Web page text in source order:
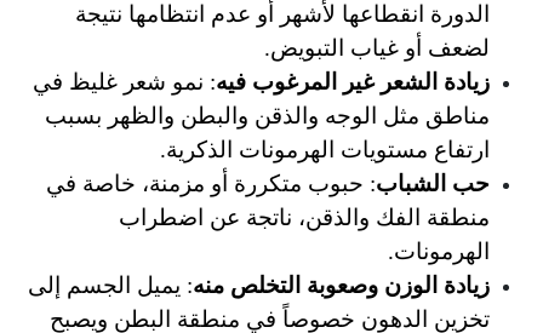
الدورة انقطاعها لأشهر أو عدم انتظامها نتيجة
التبويض.
غير المرغوب فيه
: نمو شعر غليظ في
مناطق مثل الوجه والذقن والبطن والظهر بسبب
الهرمونات الذكرية.
: حبوب متكررة أو مزمنة، خاصة في
منطقة الفك والذقن، ناتجة عن اضطراب
وصعوبة التخلص منه
: يميل الجسم إلى
تخزين الدهون خصوصاً في منطقة البطن ويصبح